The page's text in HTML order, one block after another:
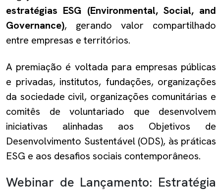
estratégias ESG (Environmental, Social, and
Governance), gerando valor compartilhado
entre empresas e territórios.
A premiação é voltada para empresas públicas
e privadas, institutos, fundações, organizações
da sociedade civil, organizações comunitárias e
comitês de voluntariado que desenvolvem
iniciativas alinhadas aos Objetivos de
Desenvolvimento Sustentável (ODS), às práticas
ESG e aos desafios sociais contemporâneos.
Webinar de Lançamento: Estratégia